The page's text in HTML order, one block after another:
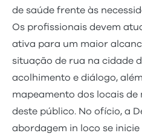
de saúde frente às
Os profissionais devem
ativa para um maior
situação de rua na cidade
acolhimento e diálogo,
mapeamento dos locais
deste público. No ofício, a
abordagem in loco se